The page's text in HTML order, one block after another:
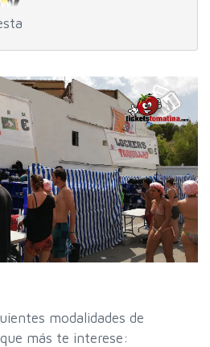
modalidades de
más te interese: